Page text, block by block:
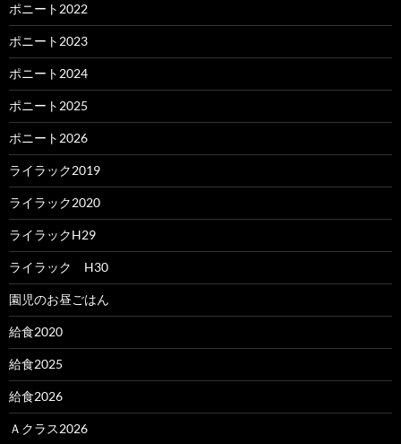
ポニート2022
ポニート2023
ポニート2024
ポニート2025
ポニート2026
ライラック2019
ライラック2020
ライラックH29
ライラック H30
園児のお昼ごはん
給食2020
給食2025
給食2026
Ａクラス2026